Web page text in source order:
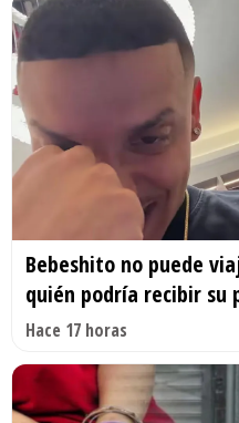
Bebeshito no puede
quién podría recibir su
Hace 17 horas